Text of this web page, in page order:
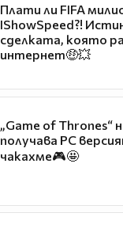
Плати ли FIFA
IShowSpeed?!
сделката, която
интернет🤑💥
„Game of Thrones“
получава PC
чакахме🎮🤩